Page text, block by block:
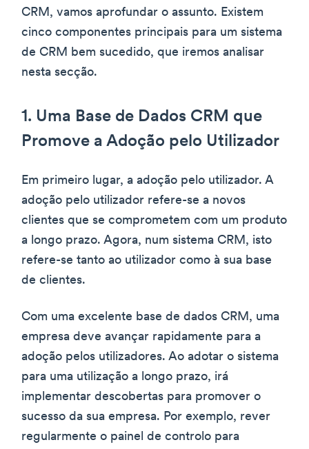
CRM, vamos aprofundar o assunto. Existem
cinco componentes principais para um sistema
de CRM bem sucedido, que iremos analisar
nesta secção.
1. Uma Base de Dados CRM que
Promove a Adoção pelo Utilizador
Em primeiro lugar, a adoção pelo utilizador. A
adoção pelo utilizador refere-se a novos
clientes que se comprometem com um produto
a longo prazo. Agora, num sistema CRM, isto
refere-se tanto ao utilizador como à sua base
de clientes.
Com uma excelente base de dados CRM, uma
empresa deve avançar rapidamente para a
adoção pelos utilizadores. Ao adotar o sistema
para uma utilização a longo prazo, irá
implementar descobertas para promover o
sucesso da sua empresa. Por exemplo, rever
regularmente o painel de controlo para